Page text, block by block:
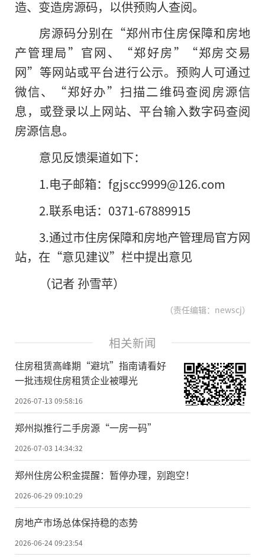
造、变造房源码，以供预购人查阅。
房源码分别在“郑州市住房保障和房地
产管理局”官网、“郑好房”“郑房交易
网”等网站或平台进行公示。预购人可通过
微信、“郑好办”扫描二维码查阅房源信
息，或登录以上网站、平台输入数字码查阅
房源信息。
意见反馈渠道如下：
1.电子邮箱：fgjscc9999@126.com
2.联系电话：0371-67889915
3.通过市住房保障和房地产管理局官方网
站，在“意见建议”栏中提出意见
（记者 孙雪苹）
（责任编辑：newscj）
相关新闻
住房租赁高峰期“避坑”指南请看好
一批违规住房租赁企业被曝光
2026-07-13 09:58:16
郑州拟推行二手房源“一房一码”
2026-07-03 14:34:32
郑州住房公积金提醒：暂停办理，别跑空！
2026-06-29 09:10:29
房地产市场总体保持稳的态势
2026-06-24 09:23:54